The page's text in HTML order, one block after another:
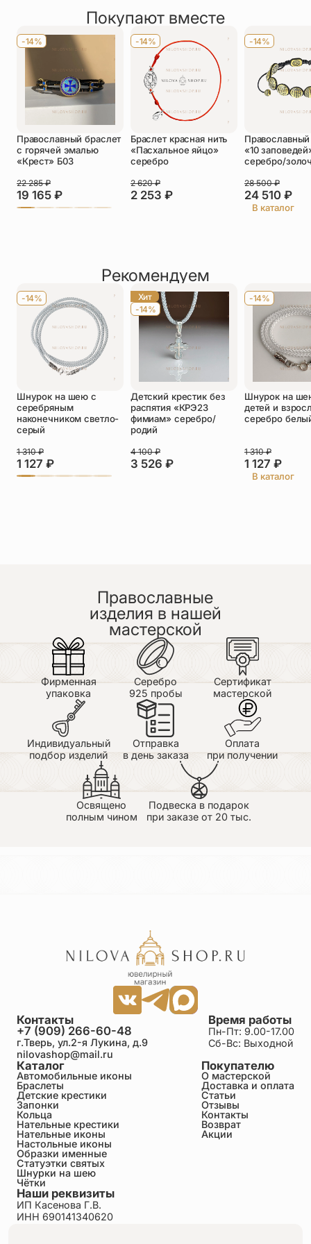
Оставить отзыв
Прикрепить фото
Оставить отзыв
Подтверждаю свое согласие с
политикой конфиденциальностии даю
согласие на обработку персональных
данных
Пока нет отзывов. Будьте первым!
Покупают вместе
-14%
Православный браслет
с горячей эмалью
«Крест» Б03
19 165 ₽
22 285₽
-14%
Браслет красная нить
«Пасхальное яйцо»
серебро
2 253 ₽
2 620₽
-14%
«10
серебро/
24 510 ₽
28 500₽
В каталог
Рекомендуем
-14%
Шнурок на шею с
серебряным
наконечником светло-
серый
1 127 ₽
1 310₽
Хит
-14%
Детский крестик без
распятия «КРЭ23
фимиам» серебро/
родий
3 526 ₽
4 100₽
-14%
Шнурок на
детей и
серебро
1 127 ₽
1 310₽
В каталог
Православные
изделия в нашей
мастерской
Фирменная
упаковка
Серебро
925 пробы
Сертификат
мастерской
Индивидуальный
подбор изделий
Отправка
в день заказа
Оплата
при получении
Освящено
полным чином
Подвеска в подарок
при заказе от 20 тыс.
Каталог
Автомобильные иконы
Браслеты
Детские крестики
Запонки
Кольца
Нательные крестики
Нательные иконы
Настольные иконы
Образки именные
Статуэтки святых
Шнурки на шею
Чётки
Покупателю
О мастерской
Доставка и оплата
Статьи
Отзывы
Контакты
Возврат
Акции
Время работы
Пн-Пт: 9.00-17.00
Сб-Вс: Выходной
Контакты
+7 (909) 266-60-48
г.Тверь, ул.2-я Лукина, д.9
nilovashop@mail.ru
Наши реквизиты
ИП Касенова Г.В.
ИНН 690141340620